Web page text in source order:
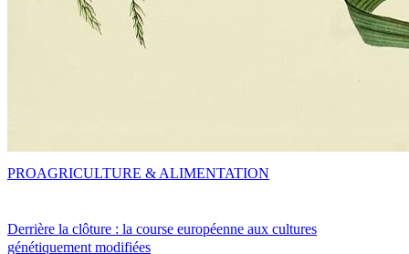
Derrière la clôture : la course européenne aux cultures
génétiquement modifiées
PROAGRICULTURE & ALIMENTATION